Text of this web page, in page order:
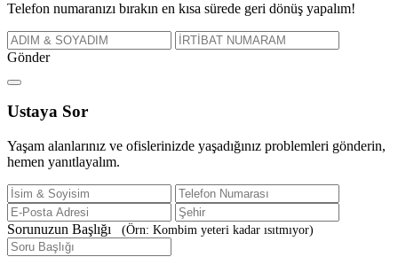
Telefon numaranızı bırakın en kısa sürede geri dönüş yapalım!
Gönder
Ustaya Sor
Yaşam alanlarınız ve ofislerinizde yaşadığınız problemleri gönderin,
hemen yanıtlayalım.
Sorunuzun Başlığı (Örn: Kombim yeteri kadar ısıtmıyor)